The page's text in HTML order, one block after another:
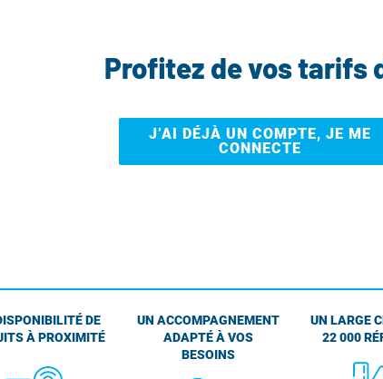
Profitez de vos tarifs
J’AI DÉJÀ UN COMPTE, JE ME
CONNECTE
DE
À PROXIMITÉ
UN ACCOMPAGNEMENT
ADAPTÉ À VOS
BESOINS
UN LARGE
22 000